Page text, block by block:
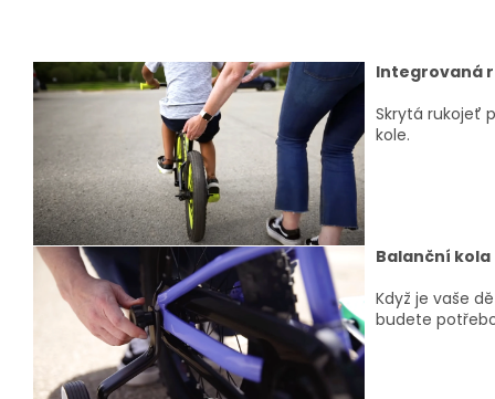
Integrovaná
Skrytá rukojeť
kole.
Balanční
Když je vaše
budete